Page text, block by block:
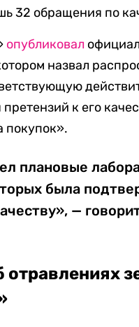
32 обращения по
опубликовал
назвал
претензий к его
покупок».
плановые
была
—
отравлениях